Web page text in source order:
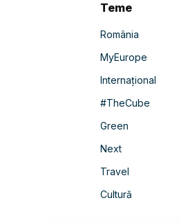
Teme
România
MyEurope
Internațional
#TheCube
Green
Next
Travel
Cultură